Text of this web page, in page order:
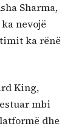
Sharma,
nevojë
ka rënë
King,
mbi
dhe